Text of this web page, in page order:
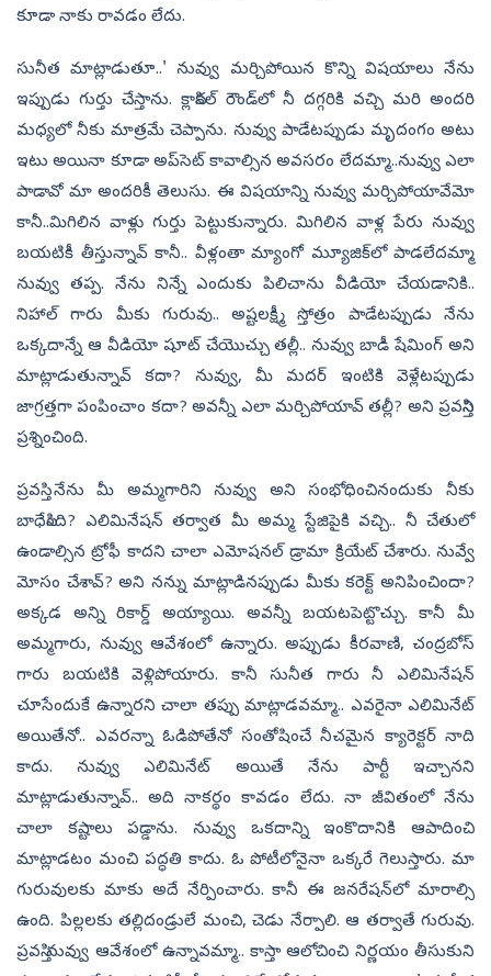
కూడా నాకు రావడం లేదు.
సునీత మాట్లాడుతూ..' నువ్వు మర్చిపోయిన కొన్ని విషయాలు నేను
ఇప్పుడు గుర్తు చేస్తాను. క్లాసికల్ రౌండ్‌లో నీ దగ్గరికి వచ్చి మరి అందరి
మధ్యలో నీకు మాత్రమే చెప్పాను. నువ్వు పాడేటప్పుడు మృదంగం అటు
ఇటు ‍అయినా కూడా అప్‌సెట్‌ కావాల్సిన అవసరం లేదమ్మా..నువ్వు ఎలా
పాడావో మా అందరికీ తెలుసు. ఈ విషయాన్ని నువ్వు మర్చిపోయావేమో
కానీ..మిగిలిన వాళ్లు గుర్తు పెట్టుకున్నారు. మిగిలిన వాళ్ల పేరు నువ్వు
బయటికీ తీస్తున్నావ్ కానీ.. వీళ్లంతా మ్యాంగో మ్యూజిక్‌లో పాడలేదమ్మా
నువ్వు తప్ప. నేను నిన్నే ఎందుకు పిలిచాను వీడియో చేయడానికి..
నిహాల్‌ గారు మీకు గురువు.. అష్టలక్ష్మీ స్తోత్రం పాడేటప్పుడు నేను
ఒక్కదాన్నే ఆ వీడియో షూట్ చేయొచ్చు తల్లీ.. నువ్వు బాడీ షేమింగ్ అని
మాట్లాడుతున్నావ్ కదా? నువ్వు, మీ మదర్‌ ఇంటికి వెళ్లేటప్పుడు
జాగ్రత్తగా పంపించాం కదా? అవన్నీ ఎలా మర్చిపోయావ్ తల్లీ? అని ప్రవస్తిని
ప్రశ్నించింది.
ప్రవస్తి నేను మీ అమ్మగారిని నువ్వు అని సంభోధించినందుకు నీకు
బాధేసింది? ఎలిమినేషన్ తర్వాత మీ అమ్మ స్టేజిపైకి వచ్చి.. నీ చేతులో
ఉండాల్సిన ట్రోఫీ కాదని చాలా ఎమోషనల్ డ్రామా క్రియేట్ చేశారు. నువ్వే
మోసం చేశావ్? అని నన్ను మాట్లాడినప్పుడు మీకు కరెక్ట్ అనిపించిందా?
అక్కడ అన్ని రికార్డ్ అయ్యాయి. అవన్నీ బయటపెట్టొచ్చు. కానీ మీ
అమ్మగారు, నువ్వు ఆవేశంలో ఉ‍న్నారు. అప్పుడు కీరవాణి, చంద్రబోస్‌
గారు బయటికి వెళ్లిపోయారు. కానీ సునీత గారు నీ ఎలిమినేషన్
చూసేందుకే ఉన్నారని చాలా తప్పు మాట్లాడవమ్మా.. ఎవరైనా ఎలిమినేట్
అయితేనో.. ఎవరన్నా ఓడిపోతేనో సంతోషించే నీచమైన క్యారెక్టర్‌ నాది
కాదు. నువ్వు ఎలిమినేట్ అయితే నేను పార్టీ ఇచ్చానని
మాట్లాడుతున్నావ్.. అది నాకర్థం కావడం లేదు. నా జీవితంలో నేను
చాలా కష్టాలు పడ్డాను. నువ్వు ఒకదాన్ని ఇంకొదానికి ఆపాదించి
మాట్లాడటం మంచి పద్ధతి కాదు. ఓ పోటీలోనైనా ఒక్కరే గెలుస్తారు. మా
గురువులకు మాకు అదే నేర్పించారు. కానీ ఈ జనరేషన్‌లో మారాల్సి
ఉంది. పిల్లలకు తల్లిదండ్రులే మంచి, చెడు నేర్పాలి. ఆ తర్వాతే గురువు.
ప్రవస్తి నువ్వు ఆవేశంలో ఉన్నావమ్మా.. కాస్తా ఆలోచించి నిర్ణయం తీసుకుని